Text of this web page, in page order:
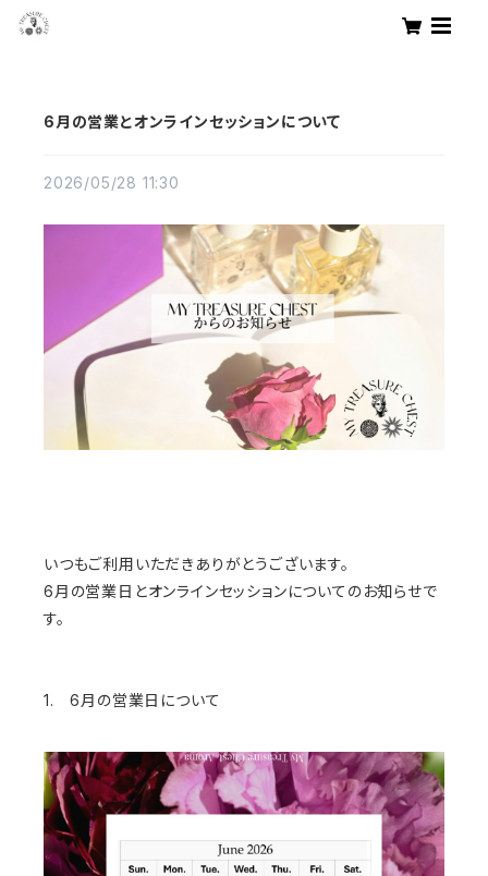
6月の営業とオンラインセッションについて
2026/05/28 11:30
いつもご利用いただきありがとうございます。
6月の営業日とオンラインセッションについてのお知らせで
す。
1. 6月の営業日について